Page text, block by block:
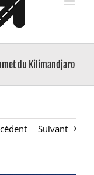
du Kilimandjaro
Suivant